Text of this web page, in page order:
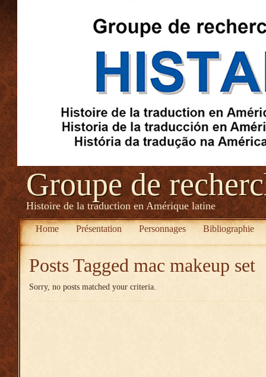
Groupe de
Histoire de la traduction en Amérique latine
Home Présentation Personnages Bibliographie
Posts Tagged mac makeup set
Sorry, no posts matched your criteria.